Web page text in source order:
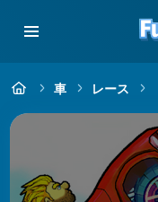
車 レース